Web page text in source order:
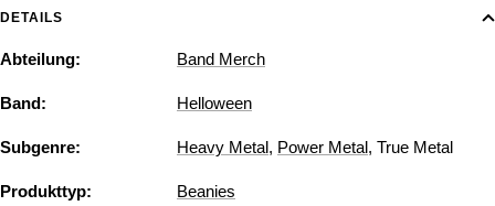
DETAILS
Abteilung: Band Merch
Band: Helloween
Subgenre: Heavy Metal, Power Metal, True Metal
Produkttyp: Beanies